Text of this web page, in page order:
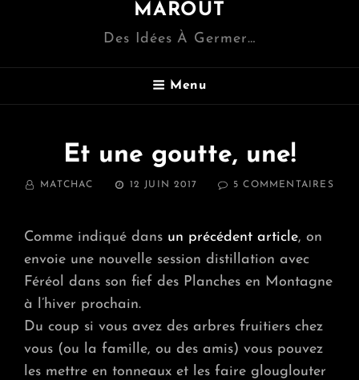
MAROUT
Des Idées À Germer…
Menu
Et une goutte, une!
BY MATCHAC
POSTED
12 JUIN 2017 5 COMMENTAIRESSUR
Comme indiqué dans un précédent article, on
envoie une nouvelle session distillation avec
Féréol dans son fief des Planches en Montagne
à l’hiver prochain.
Du coup si vous avez des arbres fruitiers chez
vous (ou la famille, ou des amis) vous pouvez
les mettre en tonneaux et les faire glouglouter